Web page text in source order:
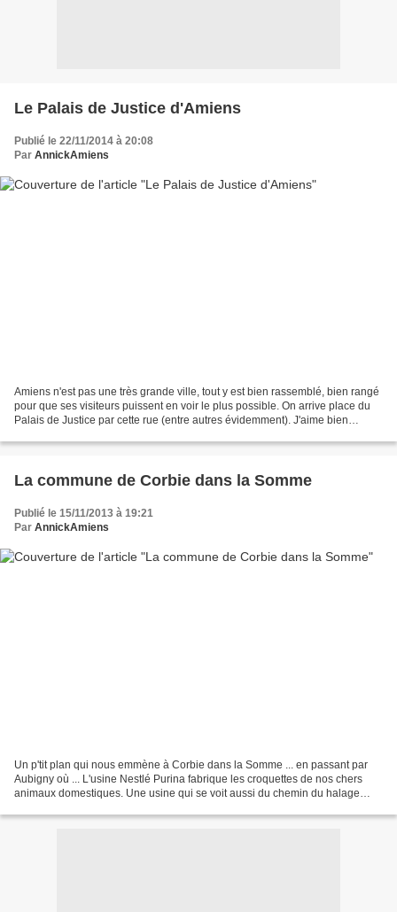
Le Palais de Justice d'Amiens
Publié le 22/11/2014 à 20:08
Par AnnickAmiens
Amiens n'est pas une très grande ville, tout y est bien rassemblé, bien rangé
pour que ses visiteurs puissent en voir le plus possible. On arrive place du
Palais de Justice par cette rue (entre autres évidemment). J'aime bien
La commune de Corbie dans la Somme
Publié le 15/11/2013 à 19:21
Par AnnickAmiens
Un p'tit plan qui nous emmène à Corbie dans la Somme ... en passant par
Aubigny où ... L'usine Nestlé Purina fabrique les croquettes de nos chers
animaux domestiques. Une usine qui se voit aussi du chemin du halage